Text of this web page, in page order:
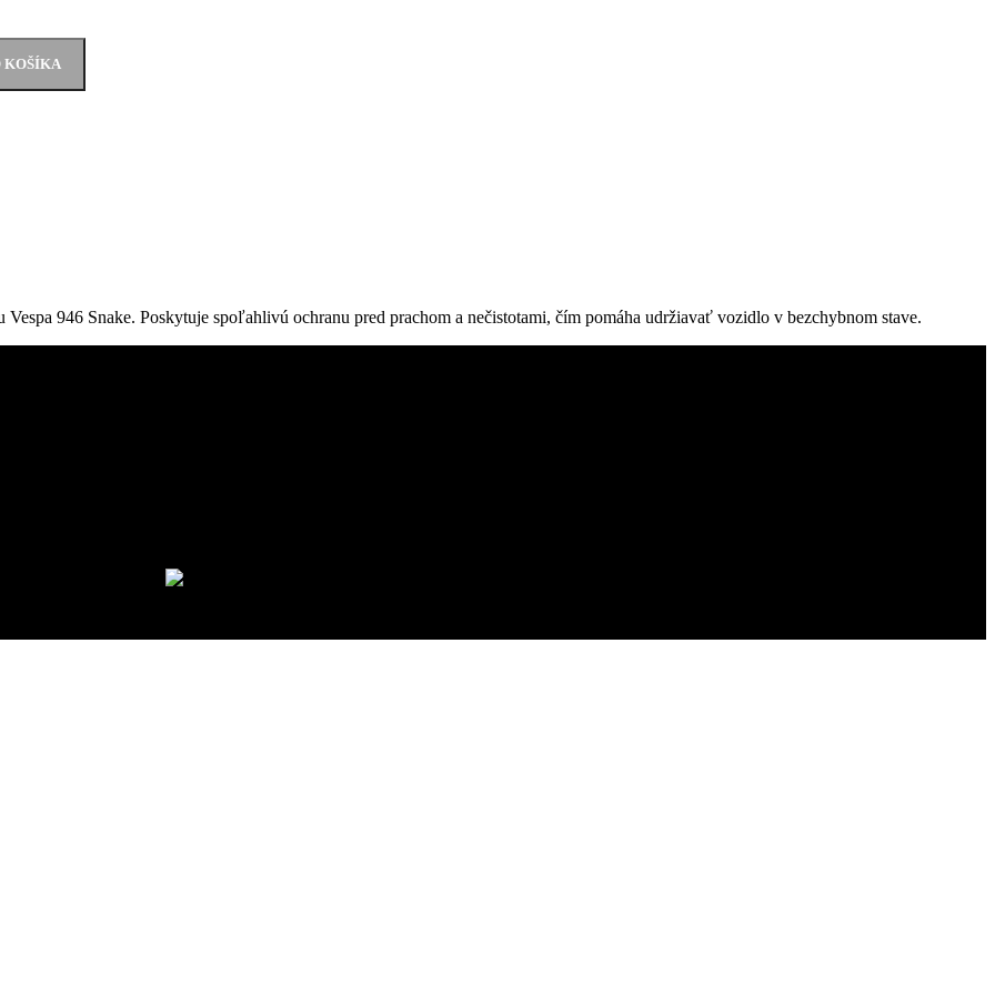
KOŠÍKA
946 Snake. Poskytuje spoľahlivú ochranu pred prachom a nečistotami, čím pomáha udržiavať vozidlo v bezchybnom stave.